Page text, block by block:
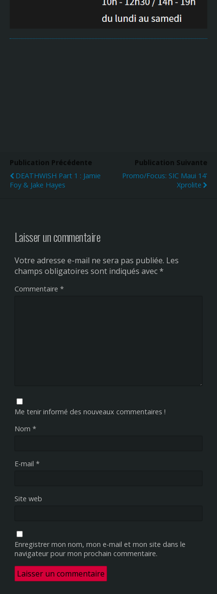
Publication Précédente
DEATHWISH Part 1 : Jamie
Foy & Jake Hayes
Publication Suivante
Promo/Focus: SIC Maui 14'
Xprolite
Laisser un commentaire
Votre adresse e-mail ne sera pas publiée. Les
champs obligatoires sont indiqués avec*
Commentaire *
Me tenir informé des nouveaux commentaires !
Nom *
E-mail *
Site web
Enregistrer mon nom, mon e-mail et mon site dans le
navigateur pour mon prochain commentaire.